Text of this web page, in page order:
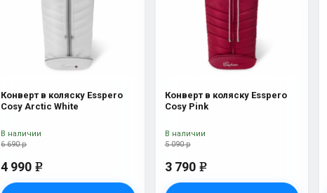
Конверт в коляску Esspero
Cosy Arctic White
6 690 р
4 990 e
В наличии
Конверт в коляску Esspero
Cosy Pink
5 090 р
3 790 e
В наличии